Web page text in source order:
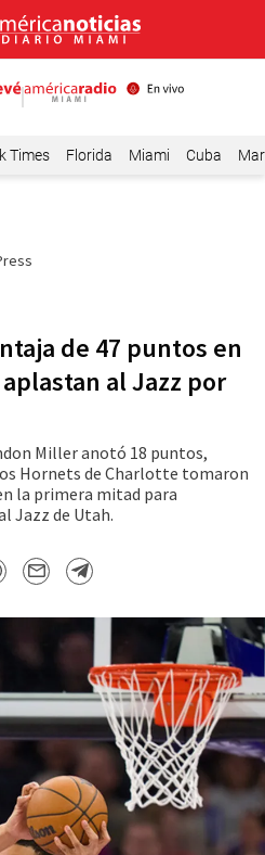
Times Florida Miami Cuba
de 47 puntos en
al Jazz por
Miller anotó 18 puntos,
Hornets de Charlotte tomaron
la primera mitad para
Jazz de Utah.